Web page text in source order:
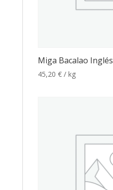
Miga Bacalao Inglés
45,20 € / kg